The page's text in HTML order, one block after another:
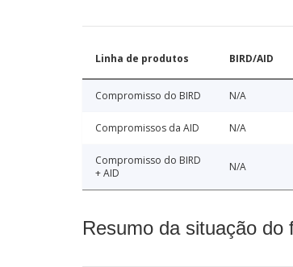
Linha de produtos BIRD/AID
Compromisso do BIRD N/A
Compromissos da AID N/A
Compromisso do BIRD
+ AID
N/A
Resumo da situação